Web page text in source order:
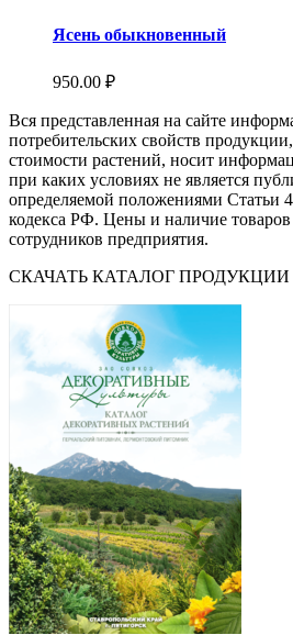
Ясень обыкновенный
950.00 ₽
Вся представленная на сайте
потребительских свойств
стоимости растений, носит
при каких условиях не является
определяемой положениями Статьи
кодекса РФ. Цены и наличие товаров
сотрудников предприятия.
СКАЧАТЬ КАТАЛОГ ПРОДУКЦИИ